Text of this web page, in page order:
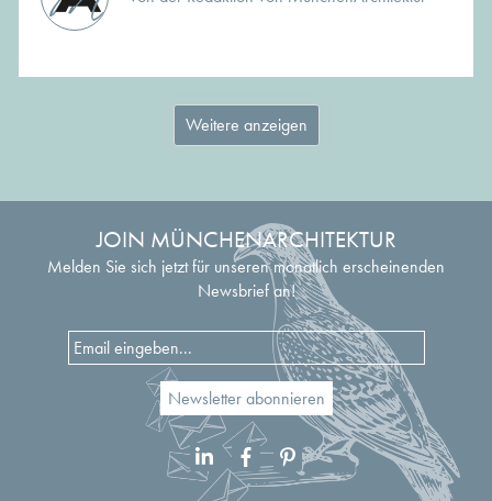
Weitere anzeigen
JOIN MÜNCHENARCHITEKTUR
Melden Sie sich jetzt für unseren monatlich erscheinenden
Newsbrief an!